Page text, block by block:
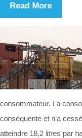
Read More
consommateur. La
conséquente et n'a
atteindre 18,2 litres par